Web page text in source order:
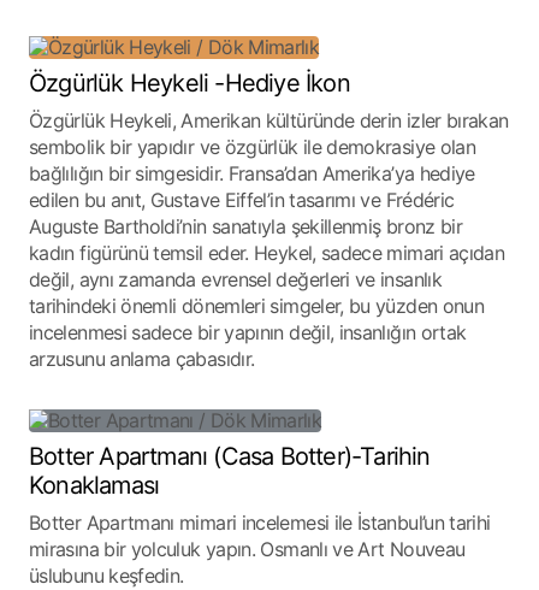
Özgürlük Heykeli -Hediye İkon
Özgürlük Heykeli, Amerikan kültüründe derin izler bırakan
sembolik bir yapıdır ve özgürlük ile demokrasiye olan
bağlılığın bir simgesidir. Fransa’dan Amerika’ya hediye
edilen bu anıt, Gustave Eiffel’in tasarımı ve Frédéric
Auguste Bartholdi’nin sanatıyla şekillenmiş bronz bir
kadın figürünü temsil eder. Heykel, sadece mimari açıdan
değil, aynı zamanda evrensel değerleri ve insanlık
tarihindeki önemli dönemleri simgeler, bu yüzden onun
incelenmesi sadece bir yapının değil, insanlığın ortak
arzusunu anlama çabasıdır.
Botter Apartmanı (Casa Botter)-Tarihin
Konaklaması
Botter Apartmanı mimari incelemesi ile İstanbul’un tarihi
mirasına bir yolculuk yapın. Osmanlı ve Art Nouveau
üslubunu keşfedin.